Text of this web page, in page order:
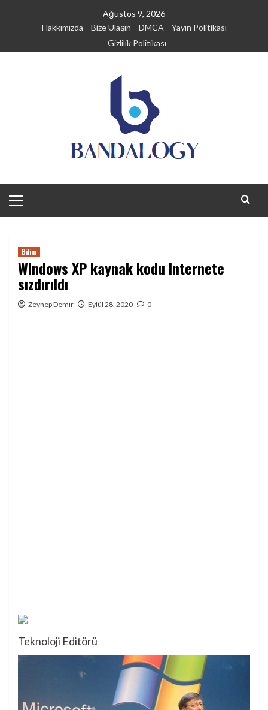
Ağustos 9, 2026
Hakkımızda
Bize Ulaşın DMCA
Yayın Politikası
Gizlilik Politikası
Menu
Bilim
Windows XP kaynak kodu internete
sızdırıldı
Zeynep Demir Eylül 28, 2020 0
Teknoloji Editörü